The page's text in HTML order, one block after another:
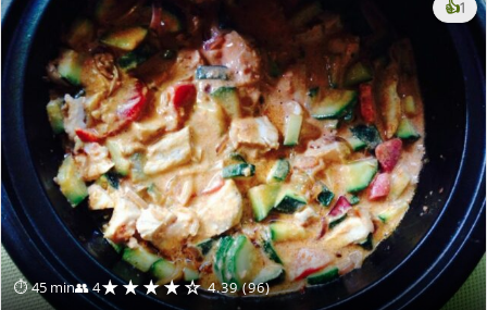
⏱ 45 min👥 4★★★★☆ 4.39 (96)
👍1